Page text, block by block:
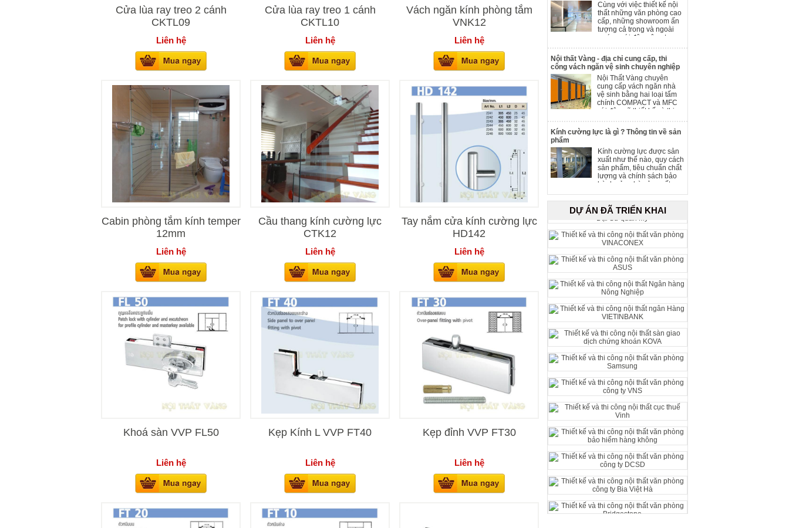
Cửa lùa ray treo 2 cánh
CKTL09
Liên hệ
Cửa lùa ray treo 1 cánh
CKTL10
Liên hệ
Vách ngăn kính phòng tắm
VNK12
Liên hệ
Cabin phòng tắm kính temper
12mm
Liên hệ
Cầu thang kính cường lực
CTK12
Liên hệ
Tay nắm cửa kính cường lực
HD142
Liên hệ
Khoá sàn VVP FL50
Liên hệ
Kẹp Kính L VVP FT40
Liên hệ
Kẹp đỉnh VVP FT30
Liên hệ
Cùng với việc thiết kế nội
thất những văn phòng cao
cấp, những showroom ấn
tượng cả trong và ngoài
nước, mới đây, công ty
thiết kế nội thất và xây
dựng DWP đã thiết kế
showroom mang phong
cách hoàn toàn mới cho
công ty nước hoa và mỹ
phẩm Parfums & Beauté.
Nội thất Vàng - địa chỉ cung cấp, thi
công vách ngăn vệ sinh chuyên nghiệp
Nội Thất Vàng chuyên
cung cấp vách ngăn nhà
vệ sinh bằng hai loại tấm
chính COMPACT và MFC
với độ ngũ thiết kế và thi
công chuyên nghiệp chúng
tôi hân hạnh mang đến
bạn những sản phẩm tốt
Kính cường lực là gì ? Thông tin về sản
phẩm
Kính cường lực được sản
xuất như thế nào, quy cách
sản phẩm, tiêu chuẩn chất
lượng và chính sách bảo
hành của nhà sản xuất.
DỰ ÁN ĐÃ TRIỂN KHAI